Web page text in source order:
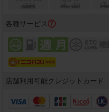
各種サービス
店舗利用可能クレジットカード